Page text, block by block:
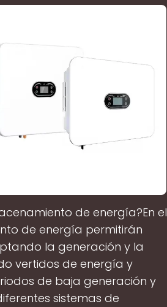
de energía?En el
de energía permitirán
la generación y la
vertidos de energía y
de baja generación y
sistemas de